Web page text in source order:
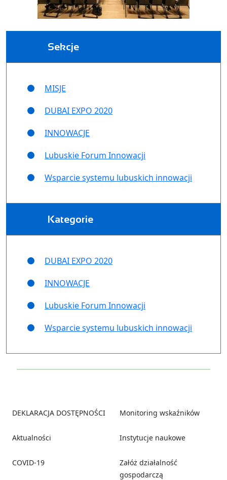
Sekcje
MISJE
DUBAI EXPO 2020
INNOWACJE
Lubuskie Forum Innowacji
Wsparcie systemu lubuskich innowacji
Kategorie
DUBAI EXPO 2020
INNOWACJE
Lubuskie Forum Innowacji
Wsparcie systemu lubuskich innowacji
DEKLARACJA DOSTĘPNOŚCI
Aktualności
COVID-19
Monitoring wskaźników
Instytucje naukowe
Załóż działalność
gospodarczą